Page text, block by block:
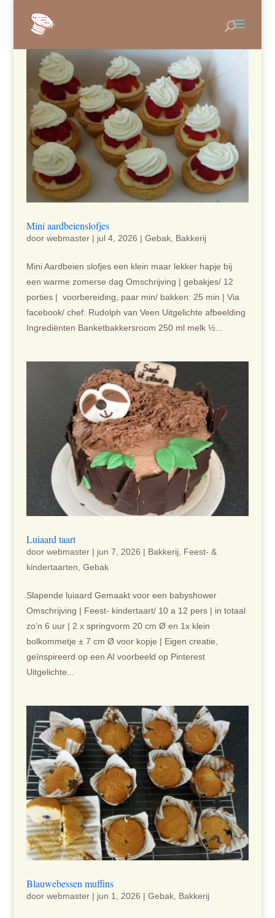
Mini aardbeienslofjes
door webmaster| jul 4, 2026 | Gebak, Bakkerij
Mini Aardbeien slofjes een klein maar lekker hapje bij
een warme zomerse dag Omschrijving | gebakjes/ 12
porties | voorbereiding, paar min/ bakken: 25 min | Via
facebook/ chef: Rudolph van Veen Uitgelichte afbeelding
Ingrediënten Banketbakkersroom 250 ml melk ½...
Luiaard taart
door webmaster| jun 7, 2026 | Bakkerij, Feest- &
kindertaarten Gebak
Slapende luiaard Gemaakt voor een babyshower
Omschrijving | Feest- kindertaart/ 10 a 12 pers | in totaal
zo’n 6 uur | 2 x springvorm 20 cm Ø en 1x klein
bolkommetje ± 7 cm Ø voor kopje | Eigen creatie,
geïnspireerd op een AI voorbeeld op Pinterest
Uitgelichte...
Blauwebessen muffins
door webmaster| jun 1, 2026 | Gebak, Bakkerij